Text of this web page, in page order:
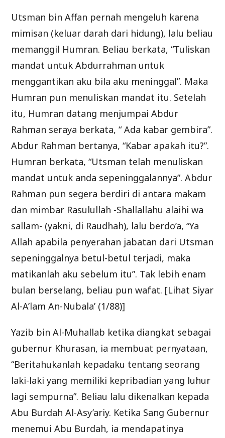
Utsman bin Affan pernah mengeluh karena
mimisan (keluar darah dari hidung), lalu beliau
memanggil Humran. Beliau berkata, “Tuliskan
mandat untuk Abdurrahman untuk
menggantikan aku bila aku meninggal”. Maka
Humran pun menuliskan mandat itu. Setelah
itu, Humran datang menjumpai Abdur
Rahman seraya berkata, “ Ada kabar gembira”.
Abdur Rahman bertanya, “Kabar apakah itu?”.
Humran berkata, “Utsman telah menuliskan
mandat untuk anda sepeninggalannya”. Abdur
Rahman pun segera berdiri di antara makam
dan mimbar Rasulullah -Shallallahu alaihi wa
sallam- (yakni, di Raudhah), lalu berdo’a, “Ya
Allah apabila penyerahan jabatan dari Utsman
sepeninggalnya betul-betul terjadi, maka
matikanlah aku sebelum itu”. Tak lebih enam
bulan berselang, beliau pun wafat. [Lihat Siyar
Al-A’lam An-Nubala’ (1/88)]
Yazib bin Al-Muhallab ketika diangkat sebagai
gubernur Khurasan, ia membuat pernyataan,
“Beritahukanlah kepadaku tentang seorang
laki-laki yang memiliki kepribadian yang luhur
lagi sempurna”. Beliau lalu dikenalkan kepada
Abu Burdah Al-Asy’ariy. Ketika Sang Gubernur
menemui Abu Burdah, ia mendapatinya